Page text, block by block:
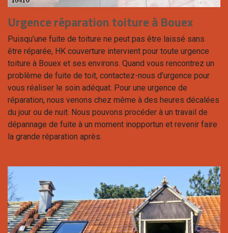
Urgence réparation toiture à Bouex
Puisqu’une fuite de toiture ne peut pas être laissé sans
être réparée, HK couverture intervient pour toute urgence
toiture à Bouex et ses environs. Quand vous rencontrez un
problème de fuite de toit, contactez-nous d’urgence pour
vous réaliser le soin adéquat. Pour une urgence de
réparation, nous venons chez même à des heures décalées
du jour ou de nuit. Nous pouvons procéder à un travail de
dépannage de fuite à un moment inopportun et revenir faire
la grande réparation après.